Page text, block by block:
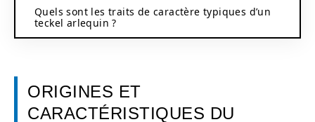
Quels sont les traits de caractère typiques d’un
teckel arlequin ?
ORIGINES ET
CARACTÉRISTIQUES DU